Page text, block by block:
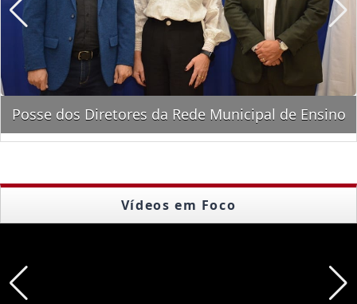
Inauguração do Pronto Socorro de Rio Brilhante
Vídeos em Foco